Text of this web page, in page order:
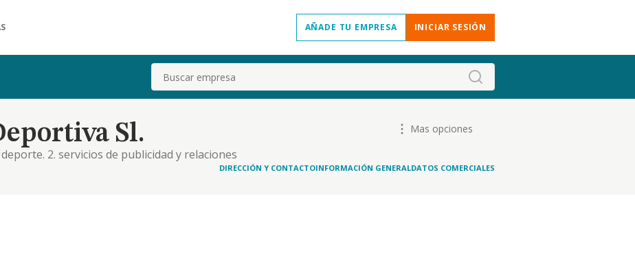
AÑADE TU EMPRESA INICIAR SESIÓN
Buscar
Sl.
2. servicios de publicidad y relaciones
organizacion de cursos y otras actividades de
Mas opciones
DIRECCIÓN Y CONTACTOINFORMACIÓN GENERALDATOS COMERCIALES